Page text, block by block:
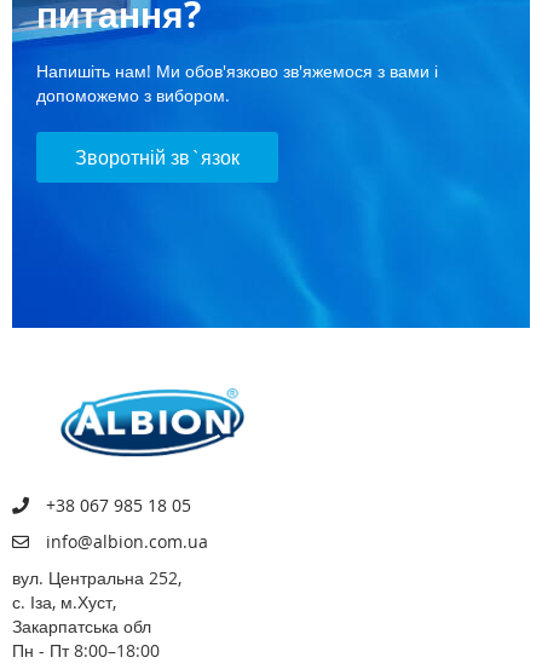
питання?
Напишіть нам! Ми обов'язково зв'яжемося з вами і
допоможемо з вибором.
Зворотній зв`язок
+38 067 985 18 05
info@albion.com.ua
вул. Центральна 252,
с. Іза, м.Хуст,
Закарпатська обл
Пн - Пт 8:00–18:00